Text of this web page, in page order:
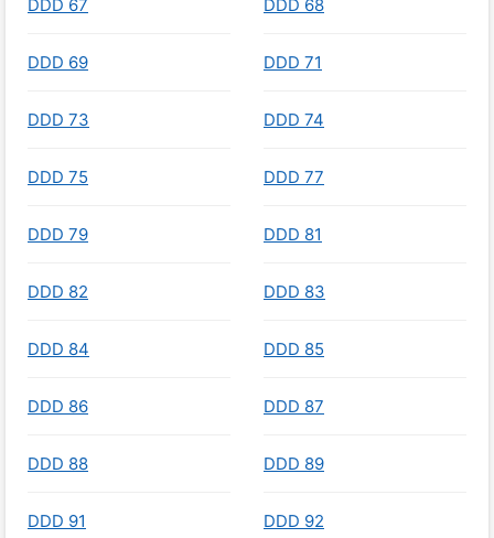
DDD 67 DDD 68
DDD 69 DDD 71
DDD 73 DDD 74
DDD 75 DDD 77
DDD 79 DDD 81
DDD 82 DDD 83
DDD 84 DDD 85
DDD 86 DDD 87
DDD 88 DDD 89
DDD 91 DDD 92